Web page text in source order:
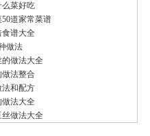
么菜好吃
道家常菜谱
食谱大全
做法
的做法大全
法整合
法和配方
做法大全
丝做法大全